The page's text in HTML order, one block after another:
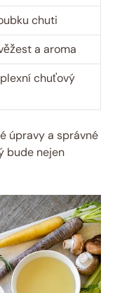
chuti
a aroma
chuťový
úpravy a správné
bude nejen